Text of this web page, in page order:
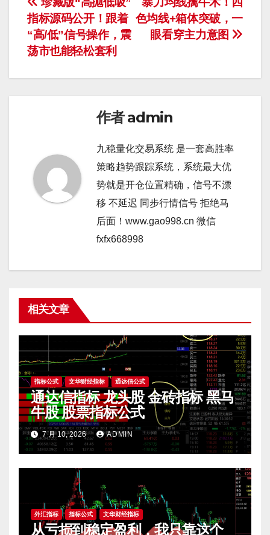
文
章
导
航
色均线+箱体突破，一
眼看穿主力意图
指标源码公开！跟着
“高/低”信号操作，震
荡市也能轻松套利
作者admin
九稳量化交易系统 是一套高胜率
策略趋势跟踪系统，系统最大优
势就是开仓位置精确，信号不漂
移 不延迟 同步行情信号 拒绝马
后面！www.gao998.cn 微信
fxfx668998
相关文章
指标公式 文华财经指标 通达信公式
通达信指标 龙头股 金砖指标 黑马
牛股 股票指标公式
7 月 10, 2026 ADMIN
外汇指标 指标公式 文华财经指标
从亏损到稳定盈利，我只靠这个